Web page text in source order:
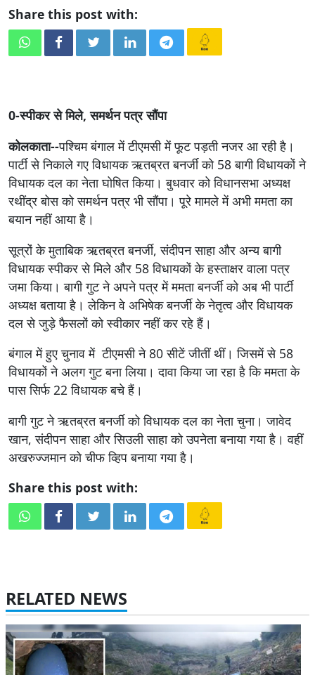
Share this post with:
0-स्पीकर से मिले, समर्थन पत्र सौंपा
कोलकाता--पश्चिम बंगाल में टीएमसी में फूट पड़ती नजर आ रही है।
पार्टी से निकाले गए विधायक ऋतब्रत बनर्जी को 58 बागी विधायकों ने
विधायक दल का नेता घोषित किया। बुधवार को विधानसभा अध्यक्ष
रथींद्र बोस को समर्थन पत्र भी सौंपा। पूरे मामले में अभी ममता का
बयान नहीं आया है।
सूत्रों के मुताबिक ऋतब्रत बनर्जी, संदीपन साहा और अन्य बागी
विधायक स्पीकर से मिले और 58 विधायकों के हस्ताक्षर वाला पत्र
जमा किया। बागी गुट ने अपने पत्र में ममता बनर्जी को अब भी पार्टी
अध्यक्ष बताया है। लेकिन वे अभिषेक बनर्जी के नेतृत्व और विधायक
दल से जुड़े फैसलों को स्वीकार नहीं कर रहे हैं।
बंगाल में हुए चुनाव में टीएमसी ने 80 सीटें जीतीं थीं। जिसमें से 58
विधायकों ने अलग गुट बना लिया। दावा किया जा रहा है कि ममता के
पास सिर्फ 22 विधायक बचे हैं।
बागी गुट ने ऋतब्रत बनर्जी को विधायक दल का नेता चुना। जावेद
खान, संदीपन साहा और सिउली साहा को उपनेता बनाया गया है। वहीं
अखरुज्जमान को चीफ व्हिप बनाया गया है।
Share this post with:
RELATED NEWS